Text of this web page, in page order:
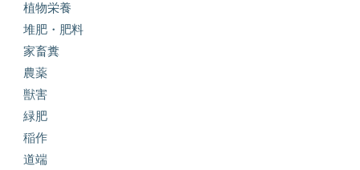
植物栄養
堆肥・肥料
家畜糞
農薬
獣害
緑肥
稲作
道端